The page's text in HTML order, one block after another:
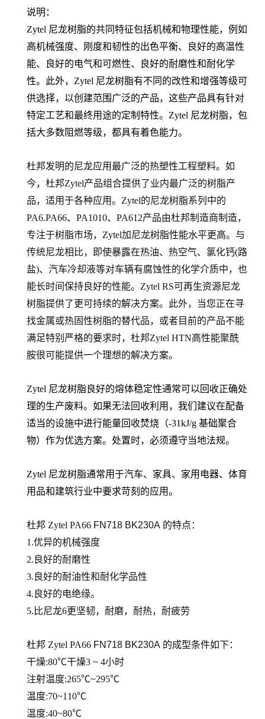
说明：
Zytel 尼龙树脂的共同特征包括机械和物理性能，例如
高机械强度、刚度和韧性的出色平衡、良好的高温性
能、良好的电气和可燃性、良好的耐磨性和耐化学
性。此外，Zytel 尼龙树脂有不同的改性和增强等级可
供选择，以创建范围广泛的产品，这些产品具有针对
特定工艺和最终用途的定制特性。Zytel 尼龙树脂，包
括大多数阻燃等级，都具有着色能力。
杜邦发明的尼龙应用最广泛的热塑性工程塑料。如
今，杜邦Zytel产品组合提供了业内最广泛的树脂产
品，适用于各种应用。Zytel的尼龙树脂系列中的
PA6.PA66、PA1010、PA612产品由杜邦制造商制造，
专注于树脂市场，Zytel加尼龙树脂性能水平更高。与
传统尼龙相比，即使暴露在热油、热空气、氯化钙(路
盐)、汽车冷却液等对车辆有腐蚀性的化学介质中，也
能长时间保持良好的性能。Zytel RS可再生资源尼龙
树脂提供了更可持续的解决方案。此外，当您正在寻
找金属或热固性树脂的替代品，或者目前的产品不能
满足特别严格的要求时，杜邦Zytel HTN高性能聚酰
胺很可能提供一个理想的解决方案。
Zytel 尼龙树脂良好的熔体稳定性通常可以回收正确处
理的生产废料。如果无法回收利用，我们建议在配备
适当的设施中进行能量回收焚烧（-31kJ/g 基础聚合
物）作为优选方案。处置时，必须遵守当地法规。
Zytel 尼龙树脂通常用于汽车、家具、家用电器、体育
用品和建筑行业中要求苛刻的应用。
杜邦 Zytel PA66 FN718 BK230A 的特点：
1.优异的机械强度
2.良好的耐磨性
3.良好的耐油性和耐化学品性
4.良好的电绝缘。
5.比尼龙6更坚韧，耐磨，耐热，耐疲劳
杜邦 Zytel PA66 FN718 BK230A 的成型条件如下：
干燥:80℃干燥3 ~ 4小时
注射温度:265℃~295℃
温度:70~110℃
温度:40~80℃